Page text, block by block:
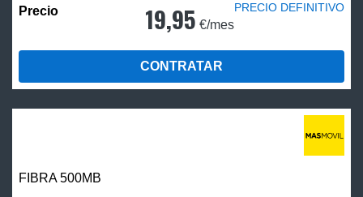
19,95 €/mes
PRECIO DEFINITIVO
CONTRATAR
FIBRA500MB